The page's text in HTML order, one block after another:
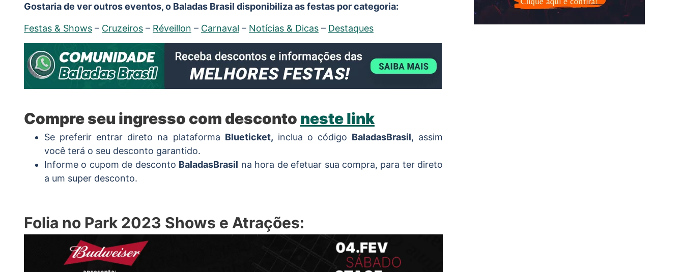
Gostaria de ver outros eventos, o Baladas Brasil disponibiliza as festas por categoria:
Festas & Shows – Cruzeiros – Réveillon – Carnaval – Notícias & Dicas – Destaques
Compre seu ingresso com desconto neste link
Se preferir entrar direto na plataforma Blueticket, inclua o código BaladasBrasil, assim
você terá o seu desconto garantido.
Informe o cupom de desconto BaladasBrasil na hora de efetuar sua compra, para ter direto
a um super desconto.
Folia no Park 2023 Shows e Atrações: